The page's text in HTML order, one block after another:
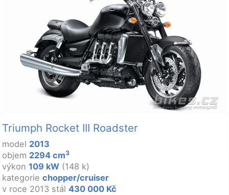
Triumph Rocket III Roadster
model 2013
objem 2294 cm3
výkon 109 kW (148 k)
kategorie chopper/cruiser
v roce 2013 stál 430 000 Kč